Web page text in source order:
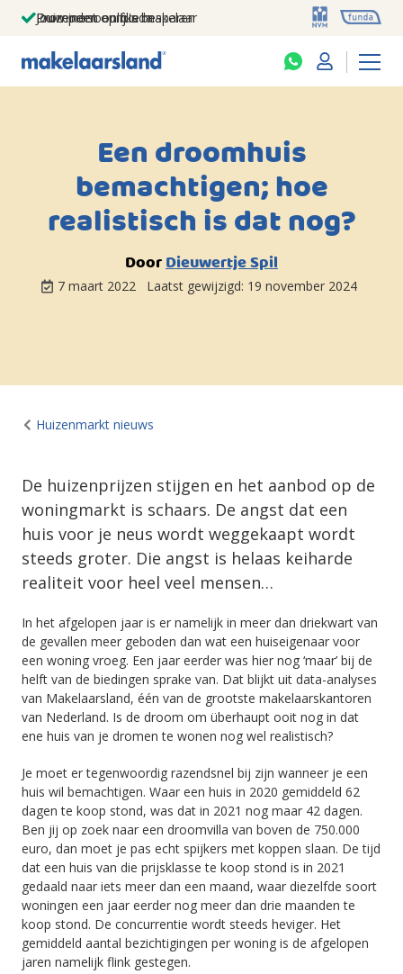
Jouw persoonlijke makelaar
Duizenden euro's besparen
Prominent op funda
Een droomhuis
bemachtigen; hoe
realistisch is dat nog?
DoorDieuwertje Spil
7 maart 2022 Laatst gewijzigd: 19 november 2024
Huizenmarkt nieuws
De huizenprijzen stijgen en het aanbod op de
woningmarkt is schaars. De angst dat een
huis voor je neus wordt weggekaapt wordt
steeds groter. Die angst is helaas keiharde
realiteit voor heel veel mensen…
In het afgelopen jaar is er namelijk in meer dan driekwart van
de gevallen meer geboden dan wat een huiseigenaar voor
een woning vroeg. Een jaar eerder was hier nog ‘maar’ bij de
helft van de biedingen sprake van. Dat blijkt uit data-analyses
van Makelaarsland, één van de grootste makelaarskantoren
van Nederland. Is de droom om überhaupt ooit nog in dat
ene huis van je dromen te wonen nog wel realistisch?
Je moet er tegenwoordig razendsnel bij zijn wanneer je een
huis wil bemachtigen. Waar een huis in 2020 gemiddeld 62
dagen te koop stond, was dat in 2021 nog maar 42 dagen.
Ben jij op zoek naar een droomvilla van boven de 750.000
euro, dan moet je pas echt spijkers met koppen slaan. De tijd
dat een huis van die prijsklasse te koop stond is in 2021
gedaald naar iets meer dan een maand, waar diezelfde soort
woningen een jaar eerder nog meer dan drie maanden te
koop stond. De concurrentie wordt steeds heviger. Het
gemiddeld aantal bezichtigingen per woning is de afgelopen
jaren namelijk flink gestegen.